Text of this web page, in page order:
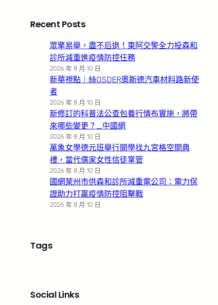
Recent Posts
眾擎易舉，盡不后退！東阿交警全力投森和
診所減重進疫情防控任務
2026 年 8 月 10 日
新華視點｜絲OSDER奧斯德汽車材料路新使
者
2026 年 8 月 10 日
新修訂的科普法公查包養行情布實施，將帶
來哪些變更？_中國網
2026 年 8 月 10 日
萬象女學德元班舉行開學找九宮格空間典
禮，當代儒家女性信徒掌管
2026 年 8 月 10 日
國網萊州市供森和診所減重電公司：電力保
證助力打贏疫情防控阻擊戰
2026 年 8 月 10 日
Tags
Social Links